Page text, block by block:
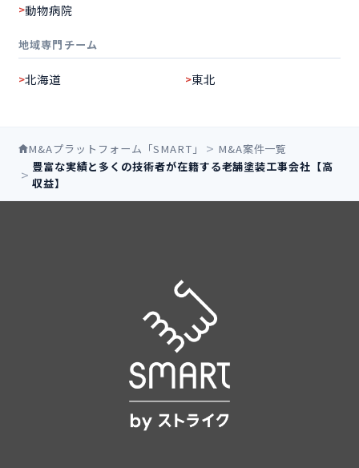
動物病院
地域専門チーム
北海道 東北
M&Aプラットフォーム「SMART」
M&A案件一覧
豊富な実績と多くの技術者が在籍する老舗塗装工事会社【高
収益】